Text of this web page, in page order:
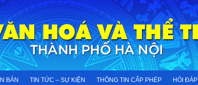
BẢN TIN TỨC – SỰ KIỆN THÔNG TIN CẤP PHÉP HỎI ĐÁP